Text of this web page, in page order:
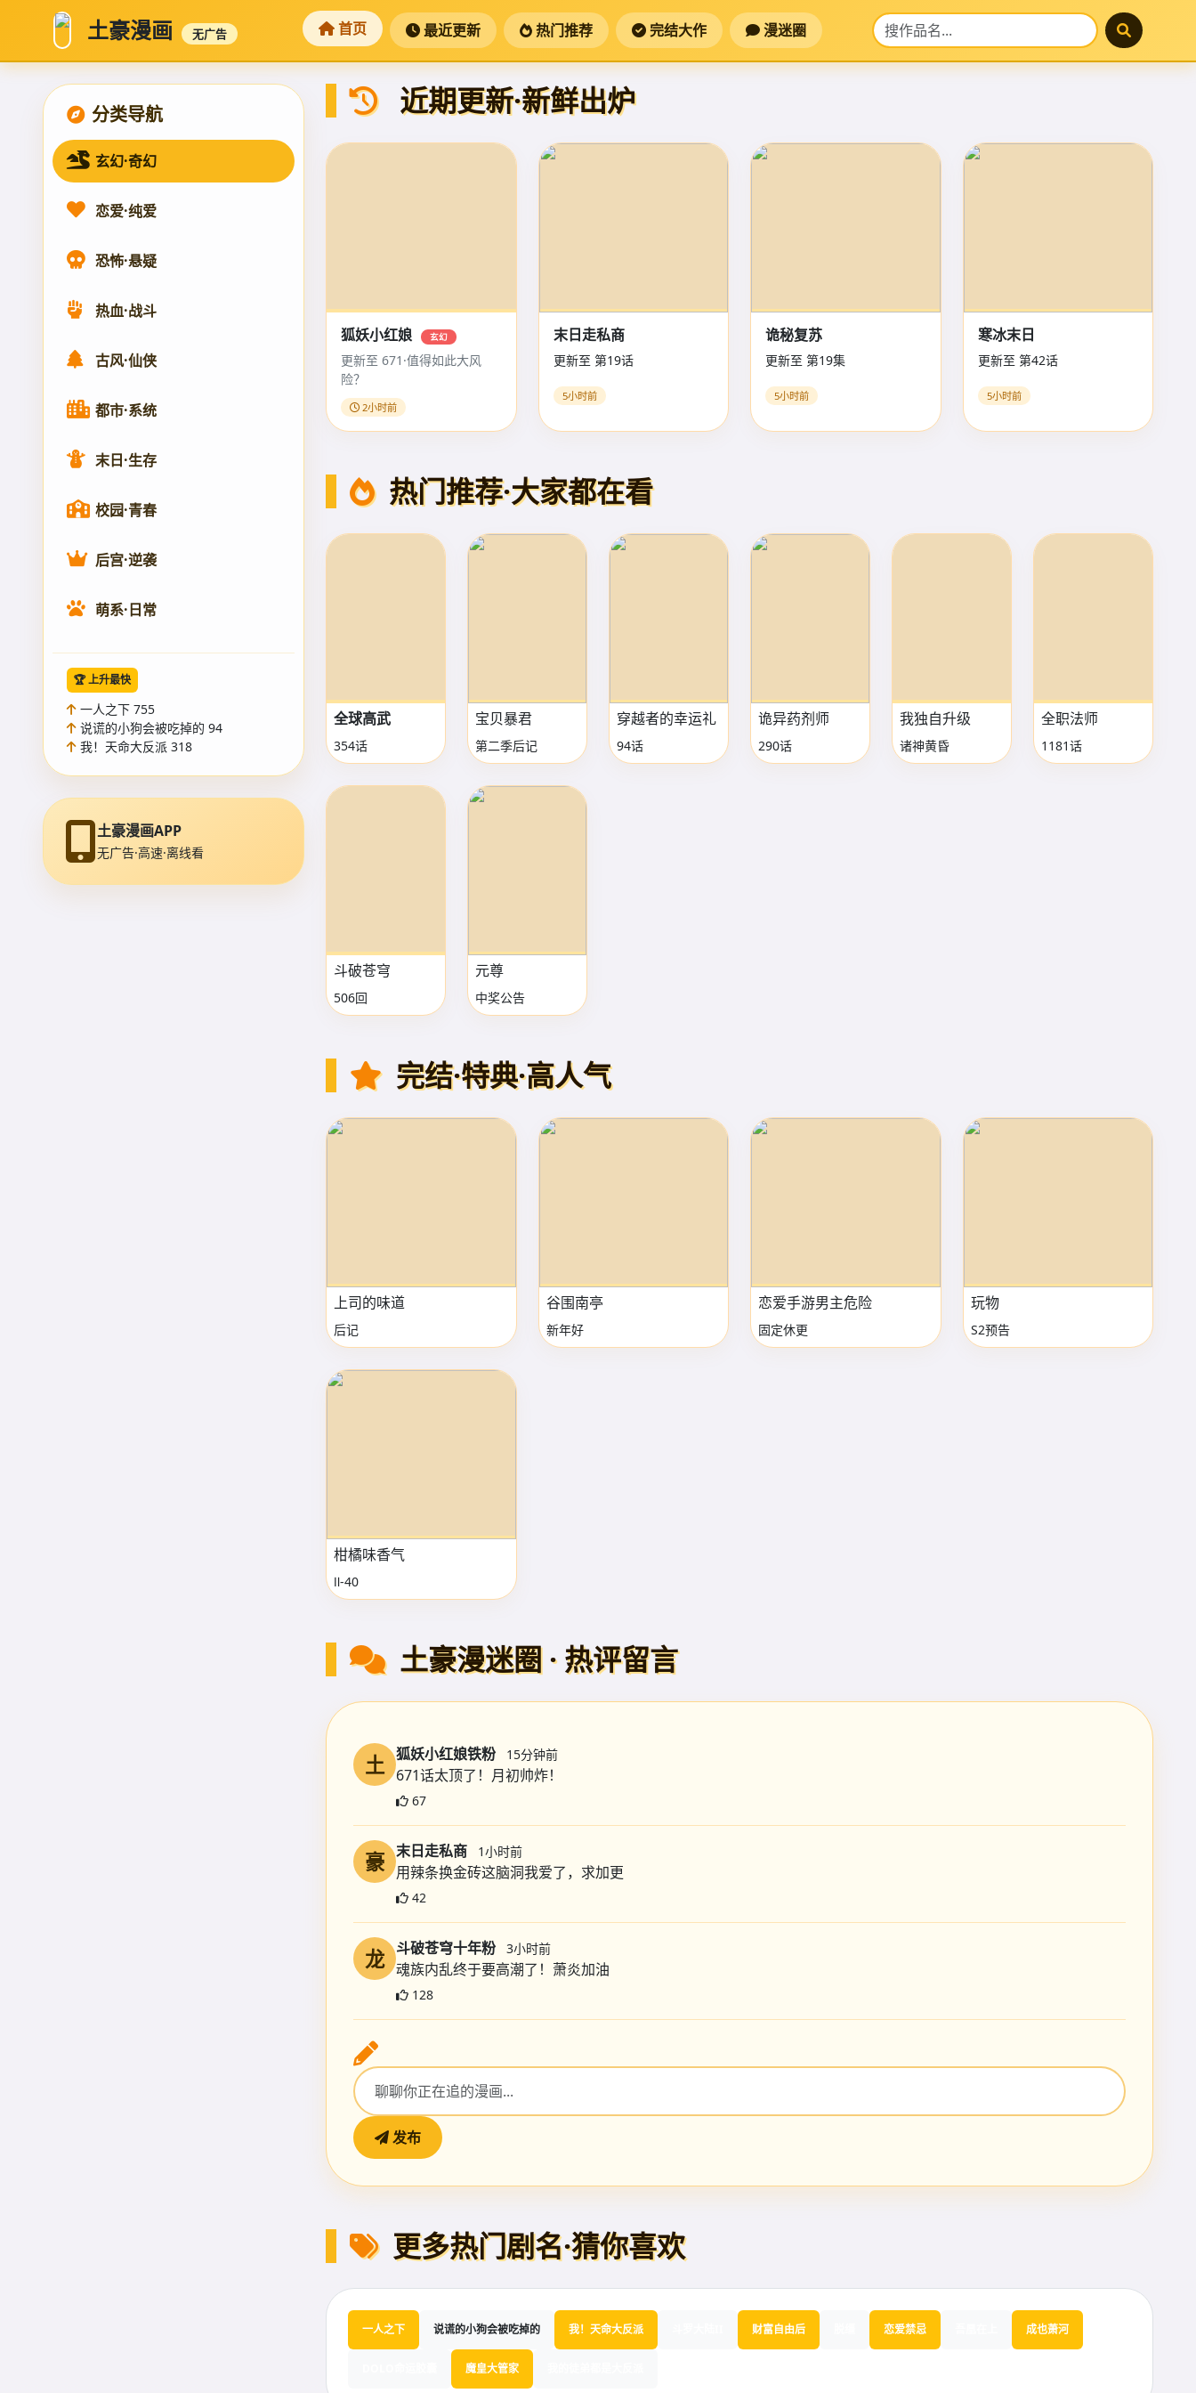
土豪漫画 无广告 首页 最近更新 热门推荐 完结大作 漫迷圈
分类导航
玄幻·奇幻
恋爱·纯爱
恐怖·悬疑
热血·战斗
古风·仙侠
都市·系统
末日·生存
校园·青春
后宫·逆袭
萌系·日常
🏆 上升最快
一人之下 755
说谎的小狗会被吃掉的 94
我！天命大反派 318
土豪漫画APP
无广告·高速·离线看
近期更新·新鲜出炉
狐妖小红娘 玄幻
更新至 671·值得如此大风
险？
2小时前
末日走私商
更新至 第19话
5小时前
诡秘复苏
更新至 第19集
5小时前
寒冰末日
更新至 第42话
5小时前
热门推荐·大家都在看
全球高武
354话
宝贝暴君
第二季后记
穿越者的幸运礼
94话
诡异药剂师
290话
我独自升级
诸神黄昏
全职法师
1181话
斗破苍穹
506回
元尊
中奖公告
完结·特典·高人气
上司的味道
后记
谷围南亭
新年好
恋爱手游男主危险
固定休更
玩物
S2预告
柑橘味香气
Ⅱ-40
土豪漫迷圈 · 热评留言
土 狐妖小红娘铁粉 15分钟前
671话太顶了！月初帅炸！
67
豪 末日走私商 1小时前
用辣条换金砖这脑洞我爱了，求加更
42
龙 斗破苍穹十年粉 3小时前
魂族内乱终于要高潮了！萧炎加油
128
发布
更多热门剧名·猜你喜欢
一人之下 说谎的小狗会被吃掉的 我！天命大反派 财富自由后 恋爱禁忌 成也萧河
魔皇大管家